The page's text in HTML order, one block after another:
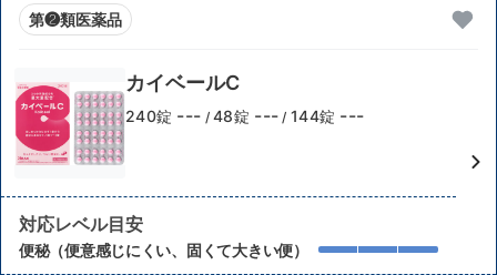
第❷類医薬品
カイベールC
240錠 --- / 48錠 --- / 144錠 ---
対応レベル目安
便秘（便意感じにくい、固くて大きい便）